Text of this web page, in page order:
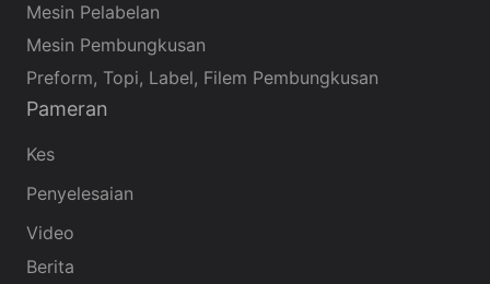
Mesin Pelabelan
Mesin Pembungkusan
Preform, Topi, Label, Filem Pembungkusan
Pameran
Kes
Penyelesaian
Video
Berita